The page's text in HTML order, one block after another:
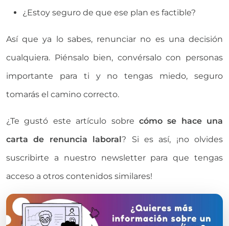
¿Estoy seguro de que ese plan es factible?
Así que ya lo sabes, renunciar no es una decisión
cualquiera. Piénsalo bien, convérsalo con personas
importante para ti y no tengas miedo, seguro
tomarás el camino correcto.
¿Te gustó este artículo sobre cómo se hace una
carta de renuncia laboral? Si es así, ¡no olvides
suscribirte a nuestro newsletter para que tengas
acceso a otros contenidos similares!